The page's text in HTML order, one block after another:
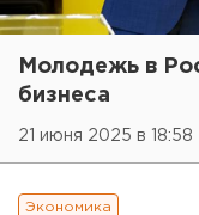
Молодежь в
бизнеса
21 июня 2025 в 18:58
Экономика